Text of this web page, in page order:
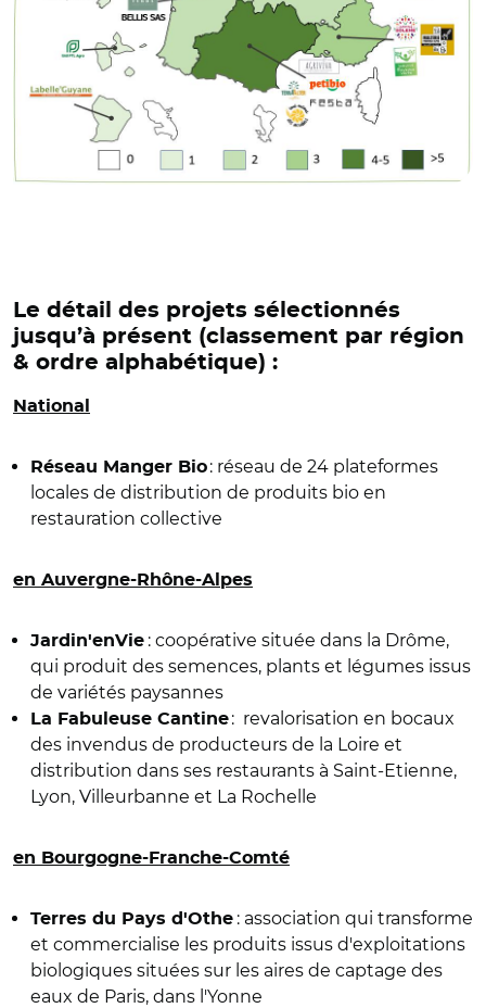
Le détail des projets sélectionnés
jusqu’à présent (classement par région
& ordre alphabétique) :
National
Réseau Manger Bio: réseau de 24 plateformes
locales de distribution de produits bio en
restauration collective
en Auvergne-Rhône-Alpes
Jardin'enVie : coopérative située dans la Drôme,
qui produit des semences, plants et légumes issus
de variétés paysannes
La Fabuleuse Cantine: revalorisation en bocaux
des invendus de producteurs de la Loire et
distribution dans ses restaurants à Saint-Etienne,
Lyon, Villeurbanne et La Rochelle
en Bourgogne-Franche-Comté
Terres du Pays d'Othe : association qui transforme
et commercialise les produits issus d'exploitations
biologiques situées sur les aires de captage des
eaux de Paris, dans l'Yonne